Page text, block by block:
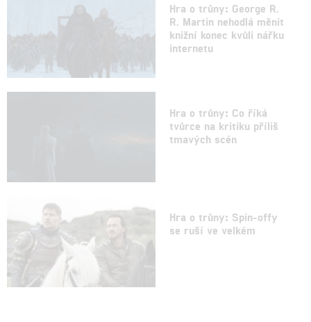
Hra o trůny: George R.
R. Martin nehodlá měnit
knižní konec kvůli nářku
internetu
Hra o trůny: Co říká
tvůrce na kritiku příliš
tmavých scén
Hra o trůny: Spin-offy
se ruší ve velkém